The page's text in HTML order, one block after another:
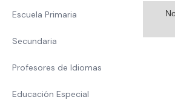
Escuela Primaria
Secundaria
Profesores de Idiomas
Educación Especial